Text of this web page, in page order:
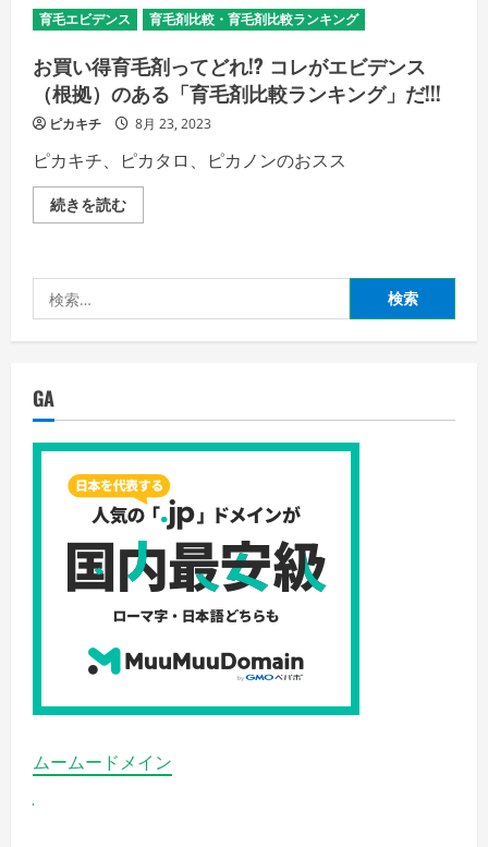
較
ラ
キ
ン
グ・
育
毛
剤
選
び
ら
エ
ビ
の
る
カ
い
得
育
毛
剤
購
入!!!
の
詳
細
を
ご
く
さ
い
育毛エビデンス 育毛剤比較・育毛剤比較ランキング
お買い得育毛剤ってどれ!? コレがエビデンス
（根拠）のある「育毛剤比較ランキング」だ!!!
ピカキチ 8月 23, 2023
ピカキチ、ピカタロ、ピカノンのおスス
続きを読むお
買
毛
て
ど
エ
デ
ス
（根
拠）
の
あ
る
「育
毛
比
ン
キ
グ」
だ!!!
詳
細
を
索:
GA
ムームードメイン